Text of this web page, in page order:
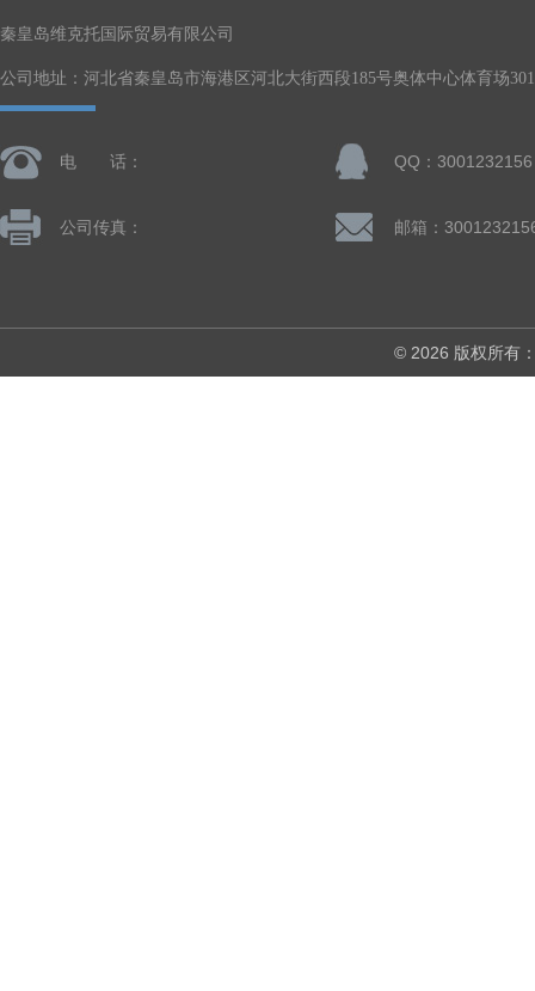
秦皇岛维克托国际贸易有限公司
公司地址：河北省秦皇岛市海港区河北大街西段185号奥体中心体育场
电 话： QQ：3001232156
公司传真： 邮箱：
© 2026 版权所有